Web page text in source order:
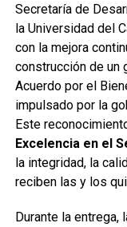
Secretaría de
la Universidad del
con la mejora
construcción de un
Acuerdo por el
impulsado por la
Este
Excelencia en el
la integridad, la
reciben las y los
Durante la entrega,